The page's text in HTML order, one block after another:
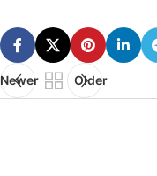
Newer Older